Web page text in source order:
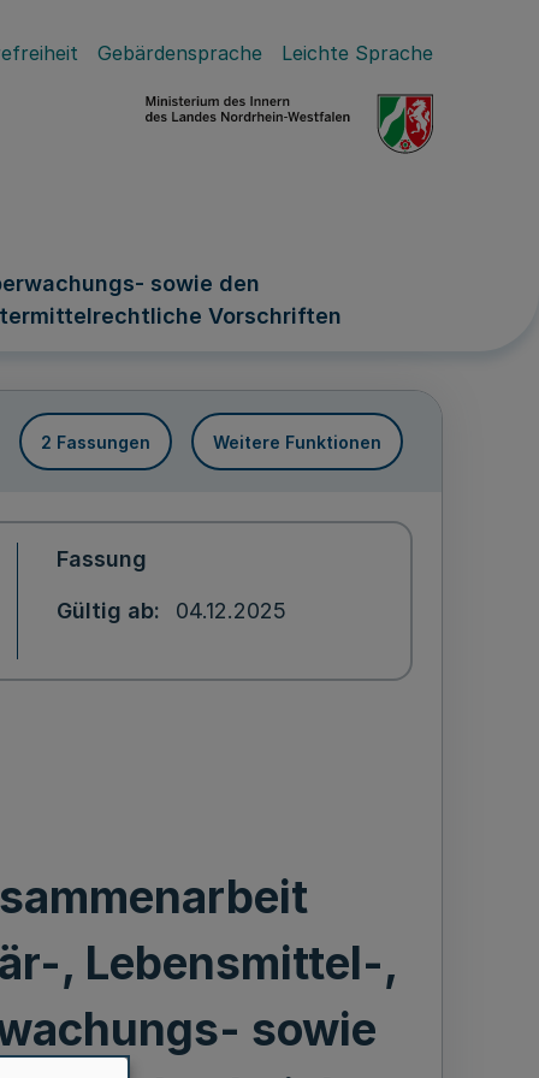
Gebärdensprache Leichte Sprache
sowie den
Vorschriften
2 Fassungen Weitere Funktionen
Fassung
Gültig ab 04.12.2025
, Lebensmittel-,
sowie